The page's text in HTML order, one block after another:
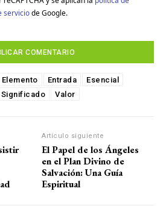
serviciode Google.
Elemento Entrada
Esencial
Significado Valor
Artículo siguiente
El Papel de los Ángeles
en el Plan Divino de
Salvación: Una Guía
Espiritual